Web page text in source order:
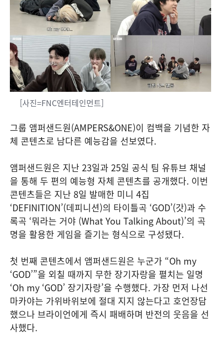
[사진=FNC엔터테인먼트]
그룹 앰퍼샌드원(AMPERS&ONE)이 컴백을 기념한 자
체 콘텐츠로 남다른 예능감을 선보였다.
앰퍼샌드원은 지난 23일과 25일 공식 팀 유튜브 채널
을 통해 두 편의 예능형 자체 콘텐츠를 공개했다. 이번
콘텐츠들은 지난 8일 발매한 미니 4집
‘DEFINITION’(데피니션)의 타이틀곡 ‘GOD’(갓)과 수
록곡 ‘뭐라는 거야 (What You Talking About)’의 곡
명을 활용한 게임을 즐기는 형식으로 구성됐다.
첫 번째 콘텐츠에서 앰퍼샌드원은 누군가 “Oh my
‘GOD’”을 외칠 때까지 무한 장기자랑을 펼치는 일명
‘Oh my ‘GOD’ 장기자랑’을 수행했다. 가장 먼저 나선
마카야는 가위바위보에 절대 지지 않는다고 호언장담
했으나 브라이언에게 즉시 패배하며 반전의 웃음을 선
사했다.